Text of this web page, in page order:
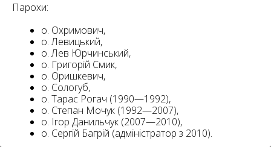
Парохи:
о. Охримович,
о. Левицький,
о. Лев Юрчинський,
о. Григорій Смик,
о. Оришкевич,
о. Сологуб,
о. Тарас Рогач (1990—1992),
о. Степан Мочук (1992—2007),
о. Ігор Данильчук (2007—2010),
о. Сергій Багрій (адміністратор з 2010).